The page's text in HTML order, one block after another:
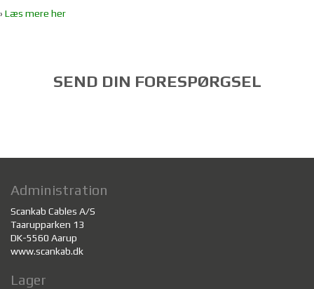
› Læs mere her
SEND DIN FORESPØRGSEL
Administration
Scankab Cables A/S
Taarupparken 13
DK-5560 Aarup
www.scankab.dk
Lager